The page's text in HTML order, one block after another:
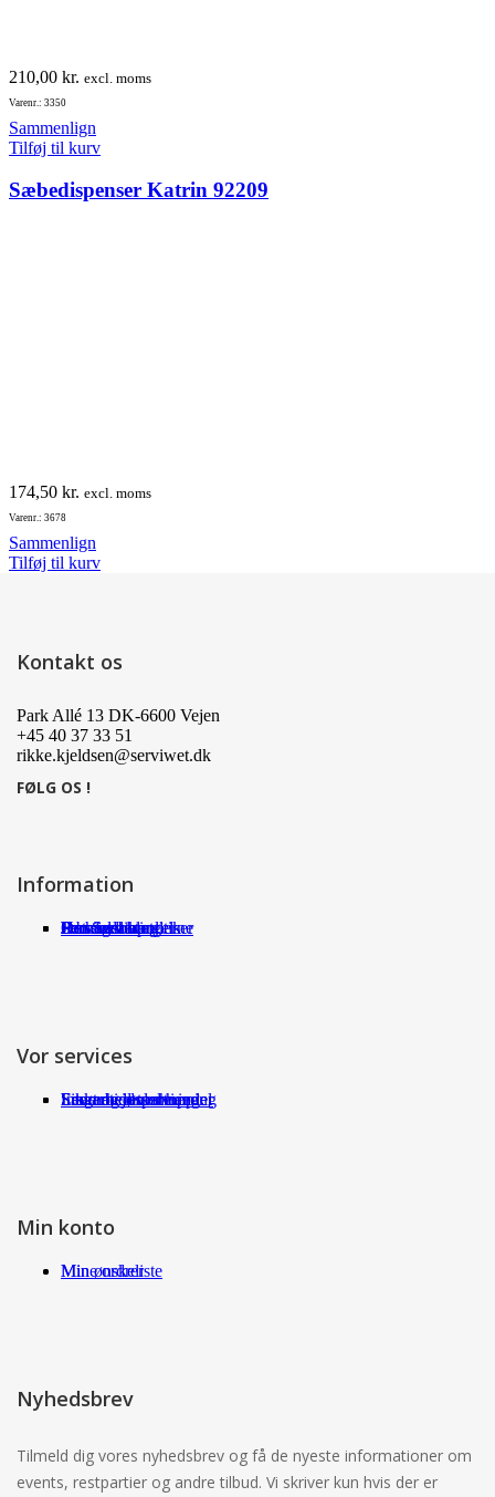
210,00 kr. excl. moms
Varenr.: 3350
Sammenlign
Tilføj til kurv
Sæbedispenser Katrin 92209
174,50 kr. excl. moms
Varenr.: 3678
Sammenlign
Tilføj til kurv
Kontakt os
Park Allé 13 DK-6600 Vejen
+45 40 37 33 51
rikke.kjeldsen@serviwet.dk
FØLG OS !
Information
Om Serviwet
Serviwet blog
Forhandlere
Persondatapolitik
Handelsbetingelser
Det siger kunderne
Jobs
Vor services
Fragt og returneringer
Sikkerhed ved handel
International shopping
Samarbejdspartnere
Leverandørservice
Min konto
Min ønskeliste
Mine ordrer
Nyhedsbrev
Tilmeld dig vores nyhedsbrev og få de nyeste informationer om
events, restpartier og andre tilbud. Vi skriver kun hvis der er